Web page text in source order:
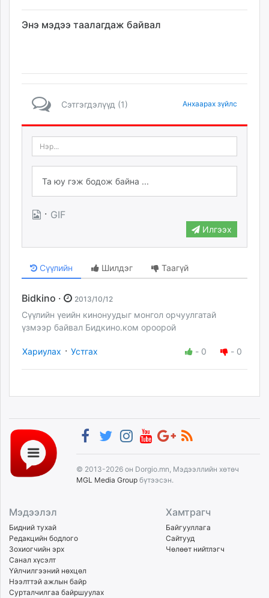
Энэ мэдээ таалагдаж байвал
Сэтгэгдэлүүд (1) Анхаарах зүйлс
· GIF
Илгээх
Сүүлийн Шилдэг Таагүй
Bidkino · 2013/10/12
Сүүлийн үеийн кинонуудыг монгол орчуулгатай
үзмээр байвал Бидкино.ком ороорой
Хариулах · Устгах - 0 - 0
© 2013-2026 он Dorgio.mn, Мэдээллийн хөтөч
MGL Media Group бүтээсэн.
Мэдээлэл
Бидний тухай
Редакцийн бодлого
Зохиогчийн эрх
Санал хүсэлт
Үйлчилгээний нөхцөл
Нээлттэй ажлын байр
Сурталчилгаа байршуулах
Хамтрагч
Байгууллага
Сайтууд
Чөлөөт нийтлэгч